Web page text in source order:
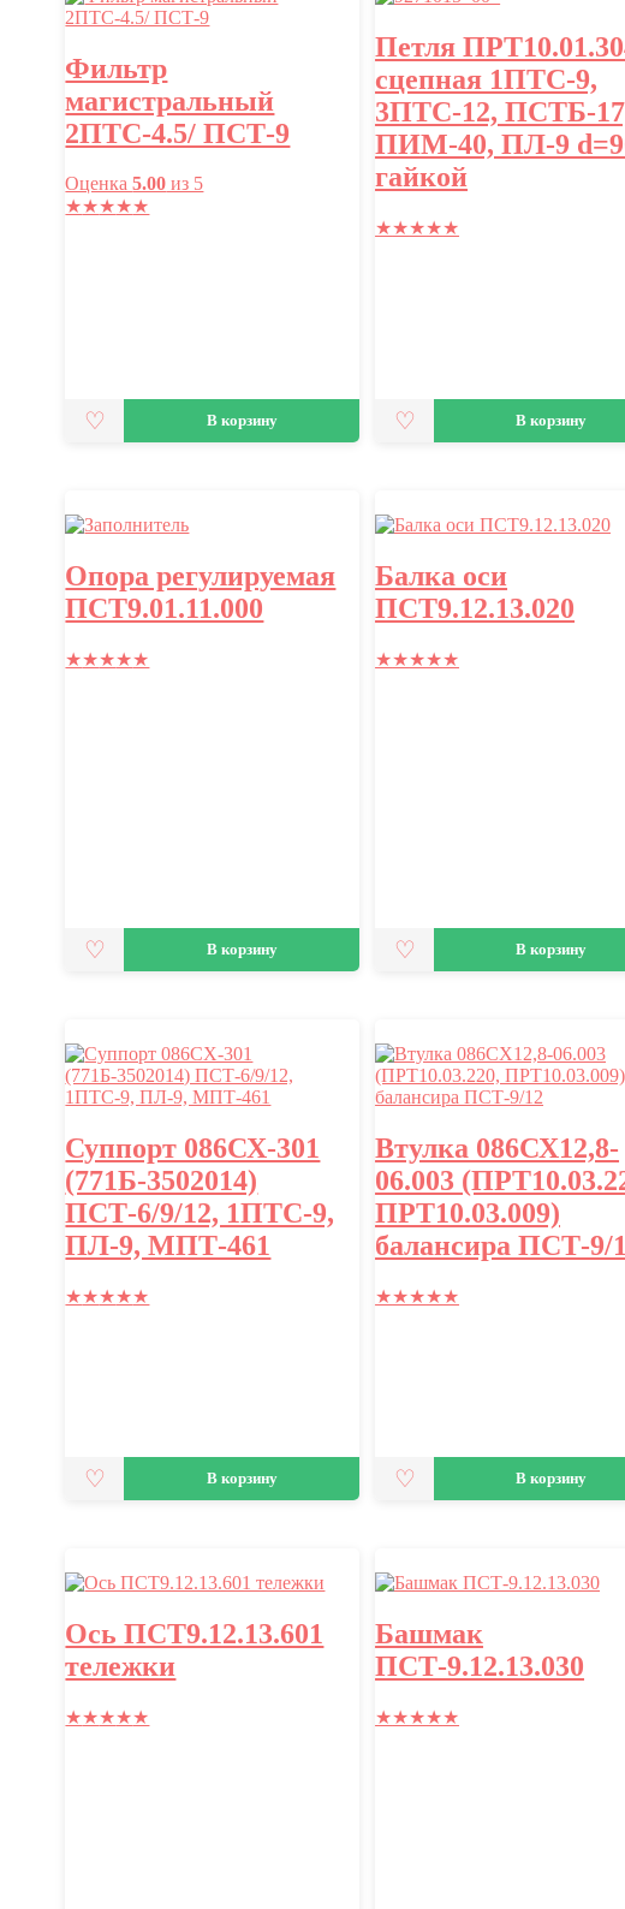
Фильтр
магистральный
2ПТС-4.5/ ПСТ-9
Оценка5.00 из 5
★★★★★
В корзину
Петля
сцепная 1ПТС-9,
3ПТС-12, ПСТБ-
ПИМ-40, ПЛ-9
гайкой
★★★★★
В корзину
Опора регулируемая
ПСТ9.01.11.000
★★★★★
В корзину
Балка оси
ПСТ9.12.13.020
★★★★★
В корзину
Суппорт 086СХ-301
(771Б-3502014)
ПСТ-6/9/12, 1ПТС-9,
ПЛ-9, МПТ-461
★★★★★
В корзину
Втулка 086СХ12,8-
06.003
ПРТ10.03.009)
балансира ПСТ-9/
★★★★★
В корзину
Ось ПСТ9.12.13.601
тележки
★★★★★
Башмак
ПСТ-9.12.13.030
★★★★★